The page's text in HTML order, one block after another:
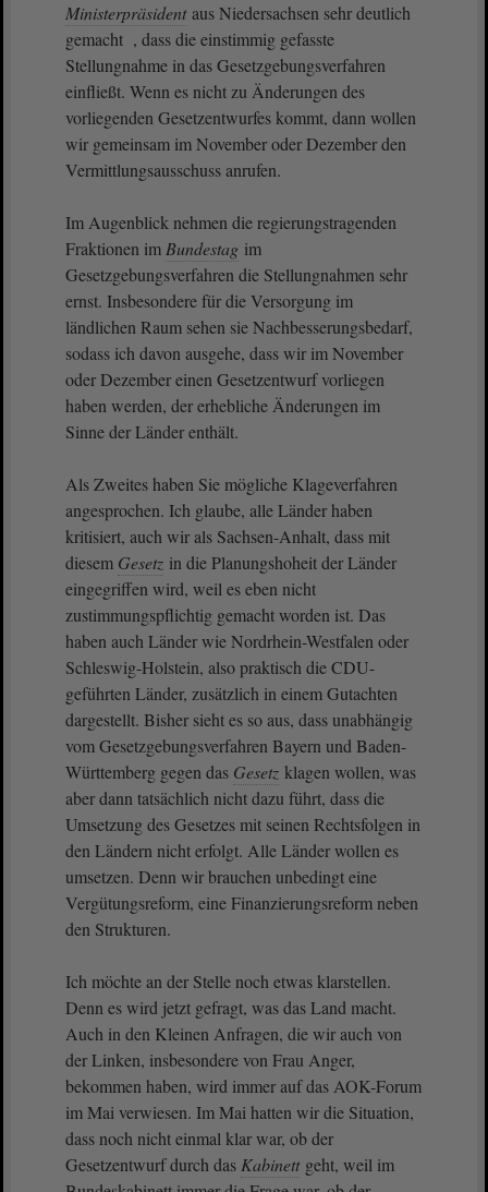
Ministerpräsident aus Niedersachsen sehr deutlich
gemacht , dass die einstimmig gefasste
Stellungnahme in das Gesetzgebungsverfahren
einfließt. Wenn es nicht zu Änderungen des
vorliegenden Gesetzentwurfes kommt, dann wollen
wir gemeinsam im November oder Dezember den
Vermittlungsausschuss anrufen.
Im Augenblick nehmen die regierungstragenden
Fraktionen im Bundestag im
Gesetzgebungsverfahren die Stellungnahmen sehr
ernst. Insbesondere für die Versorgung im
ländlichen Raum sehen sie Nachbesserungsbedarf,
sodass ich davon ausgehe, dass wir im November
oder Dezember einen Gesetzentwurf vorliegen
haben werden, der erhebliche Änderungen im
Sinne der Länder enthält.
Als Zweites haben Sie mögliche Klageverfahren
angesprochen. Ich glaube, alle Länder haben
kritisiert, auch wir als Sachsen-Anhalt, dass mit
diesem Gesetz in die Planungshoheit der Länder
eingegriffen wird, weil es eben nicht
zustimmungspflichtig gemacht worden ist. Das
haben auch Länder wie Nordrhein-Westfalen oder
Schleswig-Holstein, also praktisch die CDU-
geführten Länder, zusätzlich in einem Gutachten
dargestellt. Bisher sieht es so aus, dass unabhängig
vom Gesetzgebungsverfahren Bayern und Baden-
Württemberg gegen das Gesetz klagen wollen, was
aber dann tatsächlich nicht dazu führt, dass die
Umsetzung des Gesetzes mit seinen Rechtsfolgen in
den Ländern nicht erfolgt. Alle Länder wollen es
umsetzen. Denn wir brauchen unbedingt eine
Vergütungsreform, eine Finanzierungsreform neben
den Strukturen.
Ich möchte an der Stelle noch etwas klarstellen.
Denn es wird jetzt gefragt, was das Land macht.
Auch in den Kleinen Anfragen, die wir auch von
der Linken, insbesondere von Frau Anger,
bekommen haben, wird immer auf das AOK-Forum
im Mai verwiesen. Im Mai hatten wir die Situation,
dass noch nicht einmal klar war, ob der
Gesetzentwurf durch das Kabinett geht, weil im